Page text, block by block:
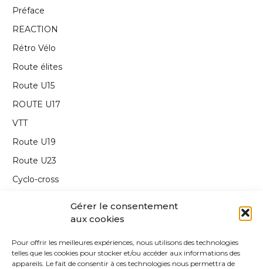
Gérer le consentement
aux cookies
Pour offrir les meilleures expériences, nous utilisons des technologies
telles que les cookies pour stocker et/ou accéder aux informations des
appareils. Le fait de consentir à ces technologies nous permettra de
Préface
REACTION
Rétro Vélo
Route élites
Route U15
ROUTE U17
VTT
Route U19
Route U23
Cyclo-cross
Carnet de route
Edito